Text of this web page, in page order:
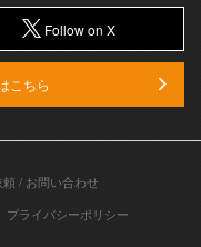
Follow on X
こちら
/ お問い合わせ
プライバシーポリシー